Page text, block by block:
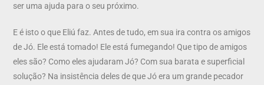
ser uma ajuda para o seu próximo.
E é isto o que Eliú faz. Antes de tudo, em sua ira contra os amigos
de Jó. Ele está tomado! Ele está fumegando! Que tipo de amigos
eles são? Como eles ajudaram Jó? Com sua barata e superficial
solução? Na insistência deles de que Jó era um grande pecador